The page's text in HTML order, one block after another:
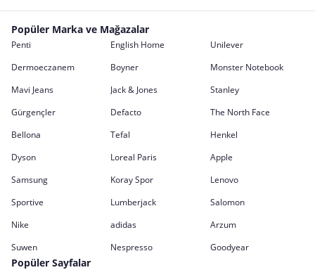
Popüler Marka ve Mağazalar
Penti English Home
Unilever
Dermoeczanem
Boyner
Monster Notebook
Mavi Jeans
Jack & Jones
Stanley
Gürgençler
Defacto
The North Face
Bellona
Tefal
Henkel
Dyson
Loreal Paris
Apple
Samsung
Koray Spor
Lenovo
Sportive
Lumberjack
Salomon
Nike
adidas
Arzum
Suwen
Nespresso Goodyear
Popüler Sayfalar